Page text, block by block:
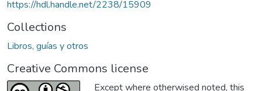
https://hdl.handle.net/2238/15909
Collections
Libros, guías y otros
Creative Commons license
Except where otherwised noted, this